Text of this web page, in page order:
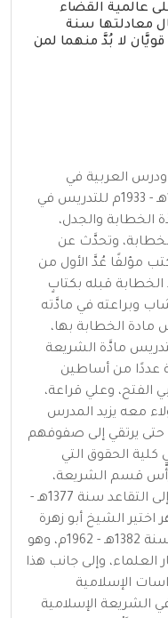
حاصلاً على عالمية القضاء
معادلتها سنة
قويَّان لا بُدَّ منهما لمن
العربية في
المدارس الثانويَّة، ثم اختير سنة 1352هـ - 1933م للتدريس في
الخطابة والجدل،
وتحدَّث عن
مؤلفًا عُدَّ الأول من
الخطابة قبله بكتابٍ
وبراعته في مادَّته
مادة الخطابة بها،
مادَّة الشريعة
عددًا من أساطين
الفتح، وعلي قراعة،
معه يزيد المدرس
حتى يرتقي إلى صفوفهم
كلية الحقوق التي
قسم الشريعة،
وشغل منصب الوكالة فيها، وأُحيل إلى التقاعد سنة 1377هـ -
اختير الشيخ أبو زهرة
عضوًا في مجمع البحوث الإسلامية سنة 1382هـ - 1962م، وهو
العلماء، وإلى جانب هذا
الإسلامية
الشريعة الإسلامية